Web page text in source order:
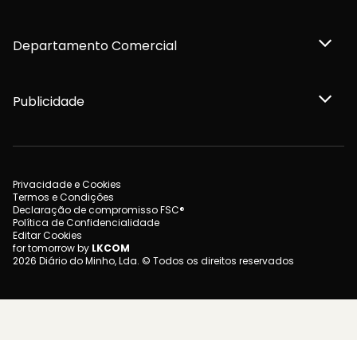
Departamento Comercial
Publicidade
Privacidade e Cookies
Termos e Condições
Declaração de compromisso FSC®
Política de Confidencialidade
Editar Cookies
for tomorrow by LKCOM
2026 Diário do Minho, Lda. © Todos os direitos reservados